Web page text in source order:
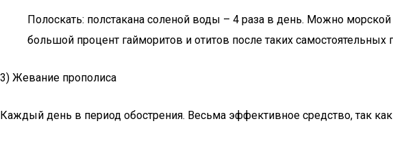
Полоскать: полстакана соленой воды – 4 раза в день. Можно
большой процент гайморитов и отитов после таких
3) Жевание прополиса
Каждый день в период обострения. Весьма эффективное средство, так